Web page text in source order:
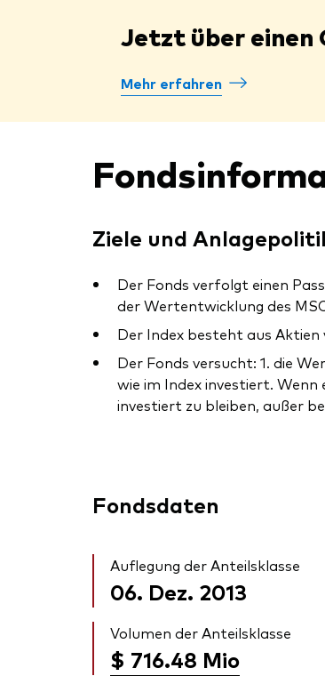
Jetzt über einen
Mehr erfahren
Ziele und
Der Fonds verfolgt einen
der Wertentwicklung des
Der Index besteht aus
Der Fonds versucht: 1. die
wie im Index investiert.
investiert zu bleiben, außer
Fondsdaten
Auflegung der Anteilsklasse
06. Dez. 2013
Volumen der Anteilsklasse
$ 716.48 Mio